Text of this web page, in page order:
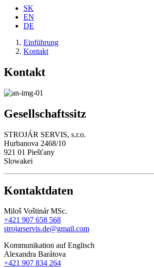
SK
EN
DE
Einführung
Kontakt
Kontakt
Gesellschaftssitz
STROJÁR SERVIS, s.r.o.
Hurbanova 2468/10
921 01 Piešťany
Slowakei
Kontaktdaten
Miloš Voštinár MSc.
+421 907 658 568
strojarservis.de@gmail.com
Kommunikation auf Englisch
Alexandra Barátova
+421 907 834 264